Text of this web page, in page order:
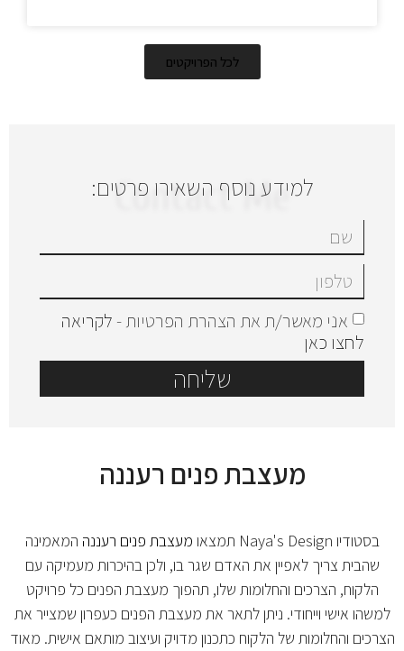
לכל הפרויקטים
Contact Me
למידע נוסף השאירו פרטים:
אני מאשר/ת את הצהרת הפרטיות - לקריאה
לחצו כאן
שליחה
מעצבת פנים רעננה
בסטודיו Naya's Design תמצאו מעצבת פנים רעננה המאמינה
שהבית צריך לאפיין את האדם שגר בו, ולכן בהיכרות מעמיקה עם
הלקוח, הצרכים והחלומות שלו, תהפוך מעצבת הפנים כל פרויקט
למשהו אישי וייחודי. ניתן לתאר את מעצבת הפנים כעפרון שמצייר את
הצרכים והחלומות של הלקוח כתכנון מדויק ועיצוב מותאם אישית. מאוד